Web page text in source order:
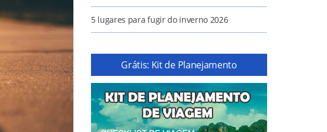
5 lugares para fugir do inverno 2026
Grátis: Kit de Planejamento